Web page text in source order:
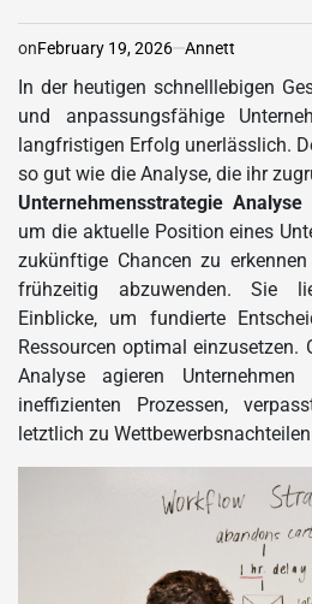
onFebruary 19, 2026 Annett
In der heutigen schnelllebigen
und anpassungsfähige
langfristigen Erfolg unerlässlich.
so gut wie die Analyse, die ihr
Unternehmensstrategie Analyse
um die aktuelle Position eines
zukünftige Chancen zu
frühzeitig abzuwenden. Sie
Einblicke, um fundierte
Ressourcen optimal einzusetzen.
Analyse agieren
ineffizienten Prozessen,
letztlich zu